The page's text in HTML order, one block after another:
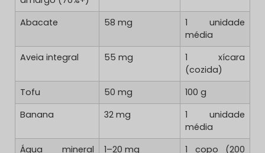
Abacate 58 mg
1 unidade
média
Aveia integral
55 mg
1 xícara
(cozida)
Tofu
50 mg
100 g
Banana
32 mg
1 unidade
média
Água mineral
1–20 mg
1 copo (200